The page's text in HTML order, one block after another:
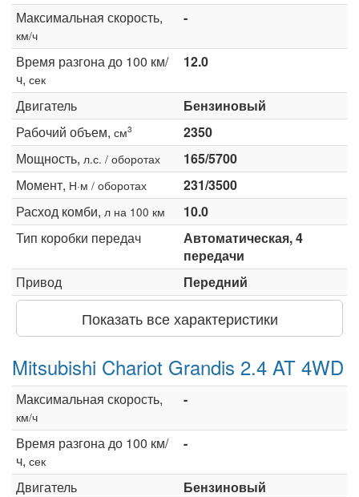
Максимальная скорость,
км/ч
-
Время разгона до 100 км/
ч, сек
12.0
Двигатель
Бензиновый
Рабочий объем, см3
2350
Мощность, л.с. / оборотах
165/5700
Момент, Н·м / оборотах
231/3500
Расход комби, л на 100 км
10.0
Тип коробки передач
Автоматическая, 4
передачи
Привод
Передний
Показать все характеристики
Mitsubishi Chariot Grandis 2.4 AT 4WD
Максимальная скорость,
км/ч
-
Время разгона до 100 км/
ч, сек
-
Двигатель
Бензиновый